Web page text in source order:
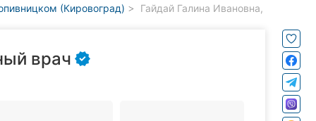
(Кировоград) Гайдай Галина Ивановна,
врач